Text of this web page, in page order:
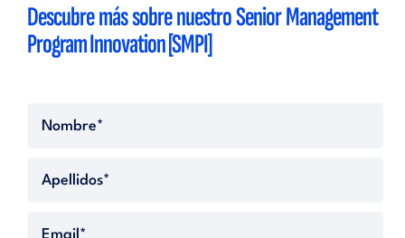
Descubre más sobre nuestro Senior Management
Program Innovation [SMPI]